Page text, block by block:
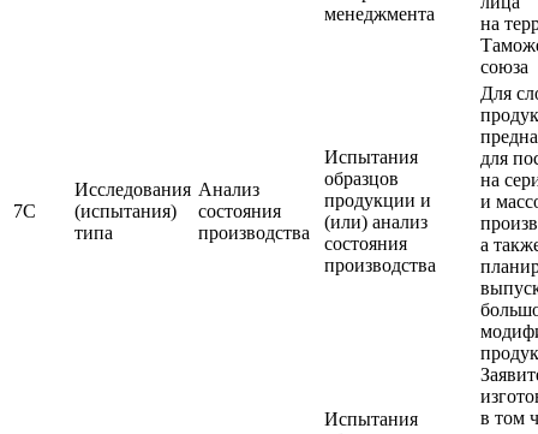
на
союза
менеджмента
7С
Исследования
(испытания)
типа
Анализ
состояния
производства
Испытания
образцов
продукции и
(или) анализ
состояния
производства
Для
для
на
и
а
в том
Испытания